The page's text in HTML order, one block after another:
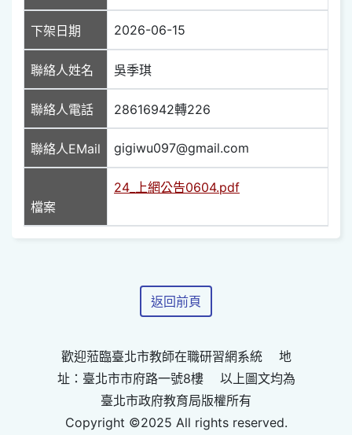
下架日期 2026-06-15
聯絡人姓名 吳季琪
聯絡人電話 28616942轉226
聯絡人EMail gigiwu097@gmail.com
檔案
24_上網公告0604.pdf
返回前頁
歡迎蒞臨臺北市教師在職研習網系統 地
址：臺北市市府路一號8樓 以上圖文均為
臺北市政府教育局版權所有
Copyright ©2025 All rights reserved.